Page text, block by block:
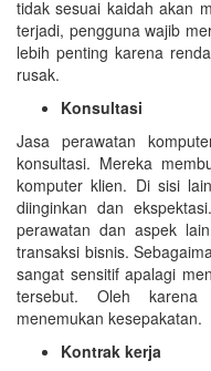
tidak sesuai kaidah akan
terjadi, pengguna wajib
lebih penting karena
rusak.
Konsultasi
Jasa perawatan
konsultasi. Mereka
komputer klien. Di sisi
diinginkan dan
perawatan dan aspek
transaksi bisnis.
sangat sensitif apalagi
tersebut. Oleh
menemukan kesepakatan.
Kontrak kerja